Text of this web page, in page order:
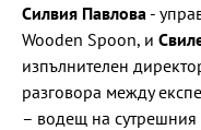
Силвия Павлова -
Wooden Spoon, и
изпълнителен
разговора между
– водещ на сутрешния